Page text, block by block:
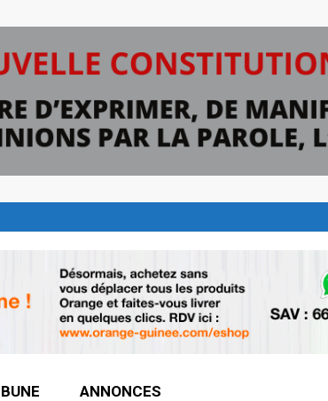
ANNONCES